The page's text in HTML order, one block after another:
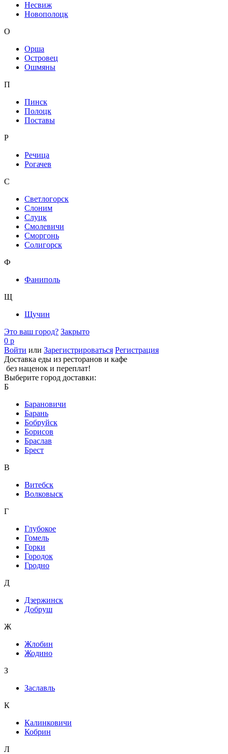
Несвиж
Новополоцк
О
Орша
Островец
Ошмяны
П
Пинск
Полоцк
Поставы
Р
Речица
Рогачев
С
Светлогорск
Слоним
Слуцк
Смолевичи
Сморгонь
Солигорск
Ф
Фаниполь
Щ
Щучин
Это ваш город? Закрыто
0 р
Войти или Зарегистрироваться Регистрация
Доставка еды из ресторанов и кафе
без наценок и переплат!
Выберите город доставки:
Б
Барановичи
Барань
Бобруйск
Борисов
Браслав
Брест
В
Витебск
Волковыск
Г
Глубокое
Гомель
Горки
Городок
Гродно
Д
Дзержинск
Добруш
Ж
Жлобин
Жодино
З
Заславль
К
Калинковичи
Кобрин
Л